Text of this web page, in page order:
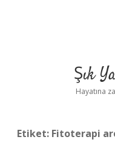
Şık
Hayatına
Etiket: Fitoterapi